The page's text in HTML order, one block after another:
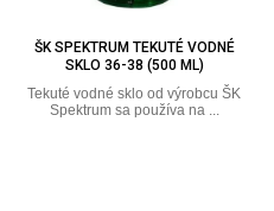
ŠK SPEKTRUM TEKUTÉ VODNÉ
SKLO 36-38 (500 ML)
Tekuté vodné sklo od výrobcu ŠK
Spektrum sa používa na ...